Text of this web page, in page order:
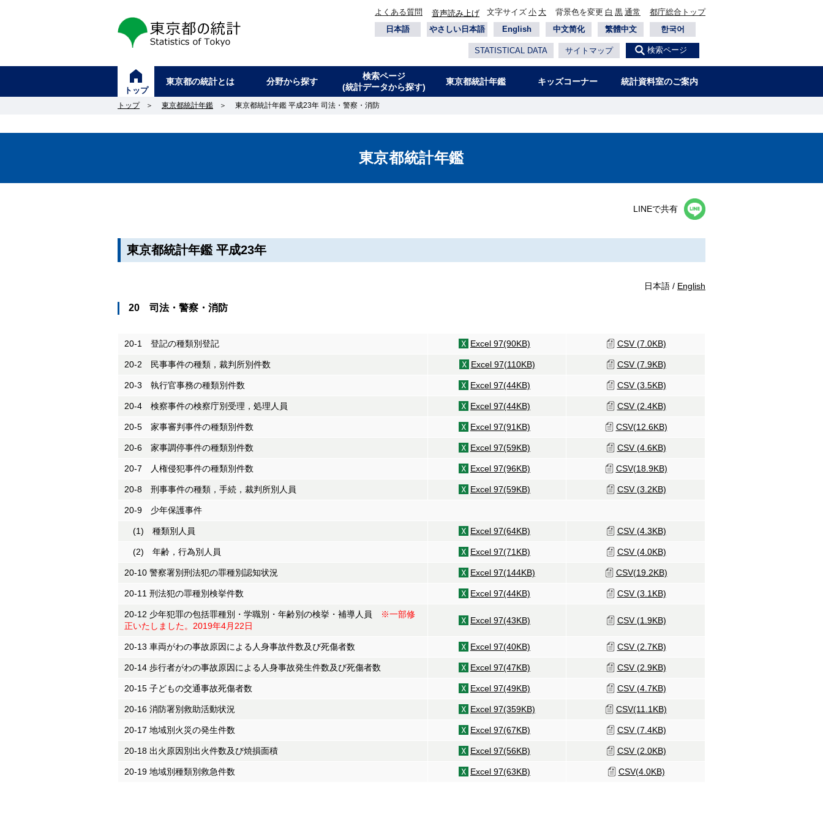
東京都の統計
よくある質問 音声読み上げ 文字サイズ 小 大 背景色を変更 白 黒 通常
都庁総合トップ
日本語
やさしい日本語 English 中文简化 繁體中文 한국어
STATISTICAL DATA サイトマップ 検索ページ
トップ
東京都の統計とは 分野から探す
検索ページ
(統計データから探す)
東京都統計年鑑 キッズコーナー 統計資料室のご案内
トップ ＞ 東京都統計年鑑 ＞ 東京都統計年鑑 平成23年 司法・警察・消防
東京都統計年鑑
LINEで共有
東京都統計年鑑 平成23年
日本語 / English
20 司法・警察・消防
20-1 登記の種類別登記 Excel 97(90KB) CSV (7.0KB)
20-2 民事事件の種類，裁判所別件数 Excel 97(110KB) CSV (7.9KB)
20-3 執行官事務の種類別件数 Excel 97(44KB) CSV (3.5KB)
20-4 検察事件の検察庁別受理，処理人員 Excel 97(44KB) CSV (2.4KB)
20-5 家事審判事件の種類別件数 Excel 97(91KB) CSV(12.6KB)
20-6 家事調停事件の種類別件数 Excel 97(59KB) CSV (4.6KB)
20-7 人権侵犯事件の種類別件数 Excel 97(96KB) CSV(18.9KB)
20-8 刑事事件の種類，手続，裁判所別人員 Excel 97(59KB) CSV (3.2KB)
20-9 少年保護事件
(1) 種類別人員 Excel 97(64KB) CSV (4.3KB)
(2) 年齢，行為別人員 Excel 97(71KB) CSV (4.0KB)
20-10 警察署別刑法犯の罪種別認知状況 Excel 97(144KB) CSV(19.2KB)
20-11 刑法犯の罪種別検挙件数 Excel 97(44KB) CSV (3.1KB)
20-12 少年犯罪の包括罪種別・学職別・年齢別の検挙・補導人員
※一部修
正いたしました。2019年4月22日
Excel 97(43KB) CSV (1.9KB)
20-13 車両がわの事故原因による人身事故件数及び死傷者数 Excel 97(40KB) CSV (2.7KB)
20-14 歩行者がわの事故原因による人身事故発生件数及び死傷者数 Excel 97(47KB) CSV (2.9KB)
20-15 子どもの交通事故死傷者数 Excel 97(49KB) CSV (4.7KB)
20-16 消防署別救助活動状況 Excel 97(359KB) CSV(11.1KB)
20-17 地域別火災の発生件数 Excel 97(67KB) CSV (7.4KB)
20-18 出火原因別出火件数及び焼損面積 Excel 97(56KB) CSV (2.0KB)
20-19 地域別種類別救急件数 Excel 97(63KB) CSV(4.0KB)